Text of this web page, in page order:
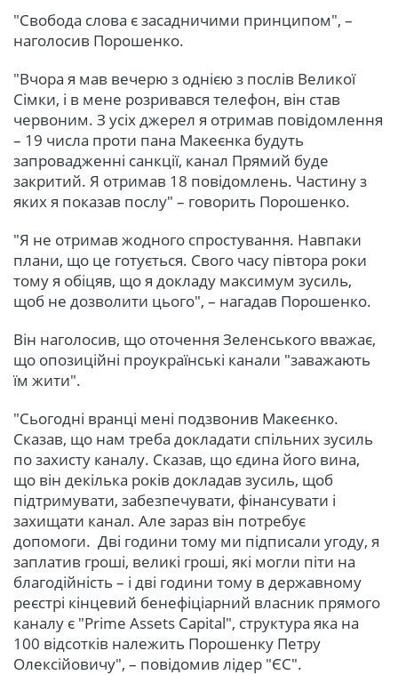
"Свобода слова є засадничими принципом", –
наголосив Порошенко.
"Вчора я мав вечерю з однією з послів Великої
Сімки, і в мене розривався телефон, він став
червоним. З усіх джерел я отримав повідомлення
– 19 числа проти пана Макеєнка будуть
запровадженні санкції, канал Прямий буде
закритий. Я отримав 18 повідомлень. Частину з
яких я показав послу" – говорить Порошенко.
"Я не отримав жодного спростування. Навпаки
плани, що це готується. Свого часу півтора роки
тому я обіцяв, що я докладу максимум зусиль,
щоб не дозволити цього", – нагадав Порошенко.
Він наголосив, що оточення Зеленського вважає,
що опозиційні проукраїнські канали "заважають
їм жити".
"Сьогодні вранці мені подзвонив Макеєнко.
Сказав, що нам треба докладати спільних зусиль
по захисту каналу. Сказав, що єдина його вина,
що він декілька років докладав зусиль, щоб
підтримувати, забезпечувати, фінансувати і
захищати канал. Але зараз він потребує
допомоги. Дві години тому ми підписали угоду, я
заплатив гроші, великі гроші, які могли піти на
благодійність – і дві години тому в державному
реєстрі кінцевий бенефіціарний власник прямого
каналу є "Prime Assets Capital", структура яка на
100 відсотків належить Порошенку Петру
Олексійовичу", – повідомив лідер "ЄС".